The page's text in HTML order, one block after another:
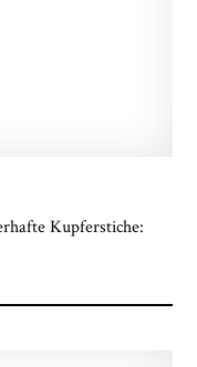
Kupferstiche: